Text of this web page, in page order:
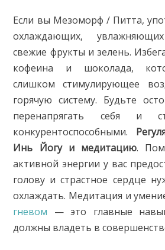
Если вы Мезоморф / Питта,
охлаждающих,
свежие фрукты и зелень.
кофеина и шоколада,
слишком стимулирующее
горячую систему. Будьте
перенапрягать себя и
конкурентоспособными.
Инь Йогу и медитацию.
активной энергии у вас
голову и страстное сердце
охлаждать. Медитация и
гневом — это главные
должны владеть в